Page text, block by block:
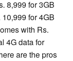
8,999 for 3GB
for 4GB
with Rs.
4G data for
are the pros